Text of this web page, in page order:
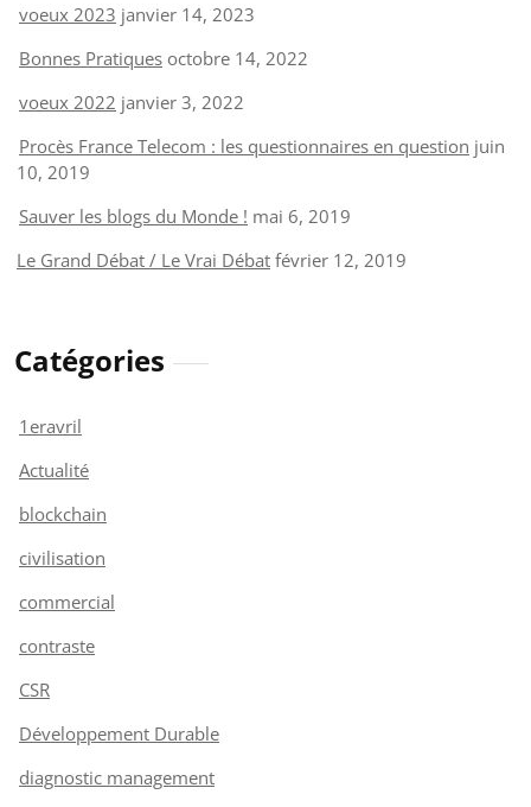
voeux 2023 janvier 14, 2023
Bonnes Pratiques octobre 14, 2022
voeux 2022 janvier 3, 2022
Procès France Telecom : les questionnaires en question juin
10, 2019
Sauver les blogs du Monde ! mai 6, 2019
Le Grand Débat / Le Vrai Débat février 12, 2019
Catégories
1eravril
Actualité
blockchain
civilisation
commercial
contraste
CSR
Développement Durable
diagnostic management